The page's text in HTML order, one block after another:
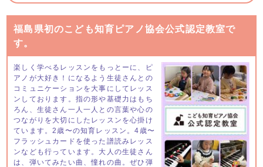
福島県初のこども知育ピアノ協会公式認定教室で
す。
楽しく学べるレッスンをもっとーに、ピ
アノが大好き！になるよう生徒さんとの
コミュニケーションを大事にしてレッス
ンしております。指の形や基礎力はもち
ろん、生徒さん一人一人との言葉や心の
つながりを大切にしたレッスンを心掛け
ています。2歳〜の知育レッスン。4歳〜
フラッシュカードを使った譜読みレッス
ンなども行っています。大人の生徒さん
は、弾いてみたい曲、憧れの曲。ぜひ弾